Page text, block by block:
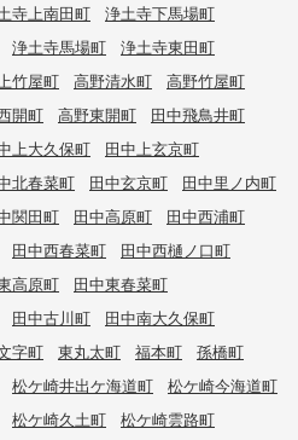
寺上南田町
浄土寺下馬場町
浄土寺馬場町
浄土寺東田町
竹屋町 高野清水町
高野竹屋町
開町 高野東開町
田中飛鳥井町
上大久保町
田中上玄京町
北春菜町 田中玄京町
田中里ノ内町
関田町 田中高原町
田中西浦町
田中西春菜町
田中西樋ノ口町
高原町
田中東春菜町
田中古川町
田中南大久保町
字町 東丸太町 福本町
孫橋町
松ケ崎井出ケ海道町
松ケ崎今海道町
松ケ崎久土町
松ケ崎雲路町